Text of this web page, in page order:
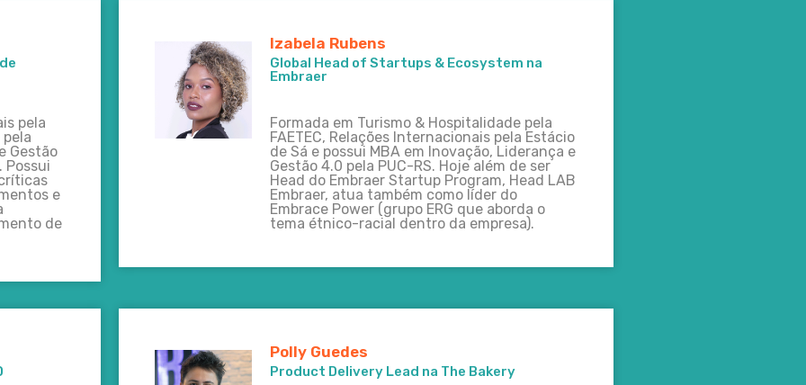
pela
Gestão
Possui
e
de
Izabela Rubens
Global Head of Startups & Ecosystem na
Embraer
Formada em Turismo & Hospitalidade pela
FAETEC, Relações Internacionais pela Estácio
de Sá e possui MBA em Inovação, Liderança e
Gestão 4.0 pela PUC-RS. Hoje além de ser
Head do Embraer Startup Program, Head LAB
Embraer, atua também como líder do
Embrace Power (grupo ERG que aborda o
tema étnico-racial dentro da empresa).
Polly Guedes
Product Delivery Lead na The Bakery